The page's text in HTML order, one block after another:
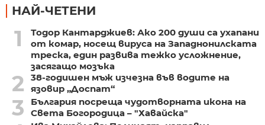
НАЙ-ЧЕТЕНИ
1
Тодор Кантарджиев: Ако 200 души са ухапани
от комар, носещ вируса на Западнонилската
треска, един развива тежко усложнение,
засягащо мозъка
2
38-годишен мъж изчезна във водите на
язовир „Доспат“
3
България посреща чудотворната икона на
Света Богородица – "Хавайска"